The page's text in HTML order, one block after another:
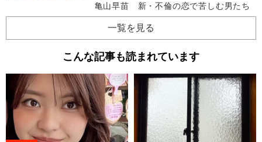
亀山早苗 新・不倫の恋で苦しむ男たち
一覧を見る
こんな記事も読まれています